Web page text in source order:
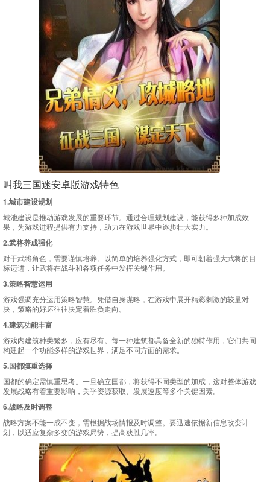
叫我三国迷安卓版游戏特色
1.城市建设规划
城池建设是推动游戏发展的重要环节。通过合理规划建设，能获得多种加成效
果，为游戏进程提供有力支持，助力在游戏世界中逐步壮大实力。
2.武将养成强化
对于武将角色，需要谨慎培养。以简单的培养强化方式，即可朝着强大武将的目
标迈进，让武将在战斗和各项任务中发挥关键作用。
3.策略智慧运用
游戏强调充分运用策略智慧。凭借自身谋略，在游戏中展开精彩刺激的较量对
决，策略的好坏往往决定着胜负走向。
4.建筑功能丰富
游戏内建筑种类繁多，应有尽有。每一种建筑都具备全新的独特作用，它们共同
构建起一个功能多样的游戏世界，满足不同方面的需求。
5.国都慎重选择
国都的确定需慎重思考。一旦确立国都，将获得不同类型的加成，这对整体游戏
发展战略有着重要影响，关乎资源获取、发展速度等多个关键因素。
6.战略及时调整
战略方案不能一成不变，需根据战场情报及时调整。要迅速依据新信息改变计
划，以适应复杂多变的游戏局势，提高获胜几率。